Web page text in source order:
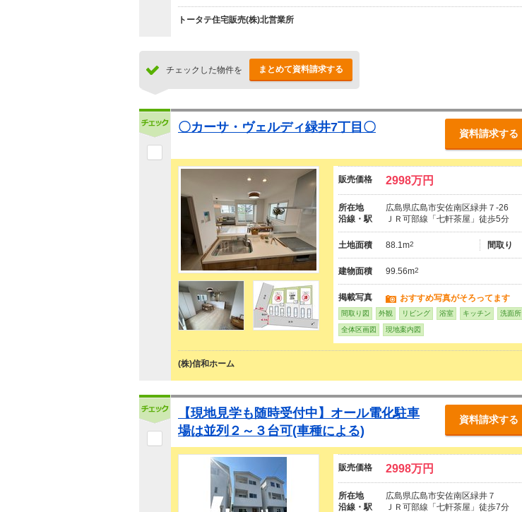
トータテ住宅販売(株)北営業所
チェックした物件を まとめて資料請求する
〇カーサ・ヴェルディ緑井7丁目〇 資料請求する
販売価格 2998万円
所在地
広島県広島市安佐南区緑井７-26
沿線・駅
ＪＲ可部線「七軒茶屋」徒歩5分
土地面積 88.1m2 間取り
建物面積 99.56m2
掲載写真 おすすめ写真がそろってます
間取り図 外観 リビング 浴室 キッチン 洗面所
全体区画図 現地案内図
(株)信和ホーム
【現地見学も随時受付中】オール電化駐車
場は並列２～３台可(車種による)
資料請求する
販売価格 2998万円
所在地
広島県広島市安佐南区緑井７
沿線・駅
ＪＲ可部線「七軒茶屋」徒歩7分